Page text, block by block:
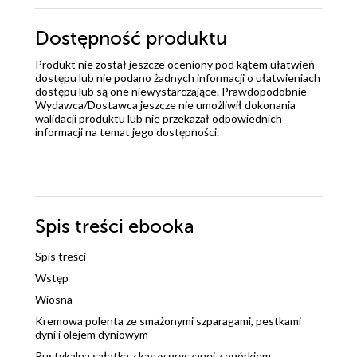
Dostępność produktu
Produkt nie został jeszcze oceniony pod kątem ułatwień
dostępu lub nie podano żadnych informacji o ułatwieniach
dostępu lub są one niewystarczające. Prawdopodobnie
Wydawca/Dostawca jeszcze nie umożliwił dokonania
walidacji produktu lub nie przekazał odpowiednich
informacji na temat jego dostępności.
Spis treści ebooka
Spis treści
Wstęp
Wiosna
Kremowa polenta ze smażonymi szparagami, pestkami
dyni i olejem dyniowym